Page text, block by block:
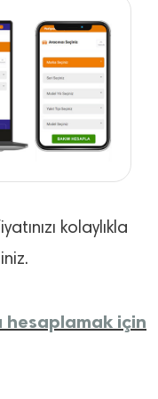
kolaylıkla
hesaplamak için